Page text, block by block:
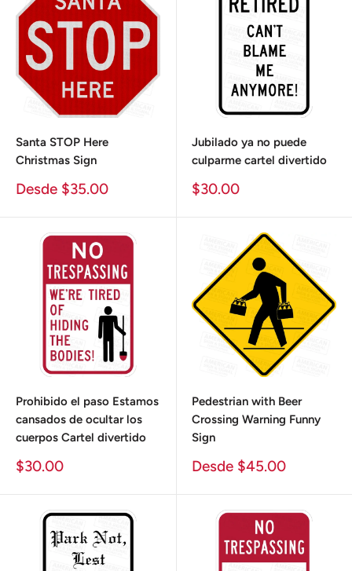
Santa STOP Here
Christmas Sign
Precio
Desde $35.00
Jubilado ya no puede
culparme cartel divertido
Precio
$30.00
Prohibido el paso Estamos
cansados ​​de ocultar los
cuerpos Cartel divertido
Precio
$30.00
Pedestrian with Beer
Crossing Warning Funny
Sign
Precio
Desde $45.00